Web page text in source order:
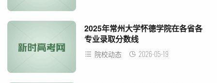
2025年常州大学怀德学院在各省各
专业录取分数线
院校动态 2026-05-19